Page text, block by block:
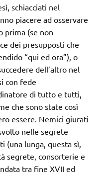
schiacciati nel
piacere ad osservare
prima (se non
dei presupposti che
“qui ed ora”), o
dell’altro nel
con fede
di tutto e tutti,
che sono state così
essere. Nemici giurati
nelle segrete
(una lunga, questa sì,
segrete, consorterie e
tra fine XVII ed